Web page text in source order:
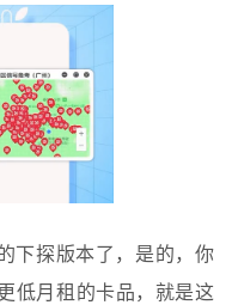
下探版本了，是的，你
低月租的卡品，就是这